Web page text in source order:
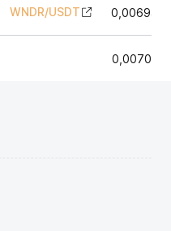
WNDR/USDT